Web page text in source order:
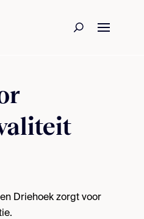
Driehoek zorgt voor